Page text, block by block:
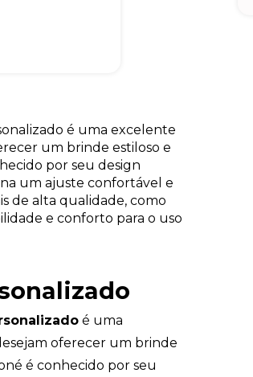
é uma excelente
um brinde estiloso e
por seu design
um ajuste confortável e
de alta qualidade, como
e conforto para o uso
é uma
oferecer um brinde
é conhecido por seu